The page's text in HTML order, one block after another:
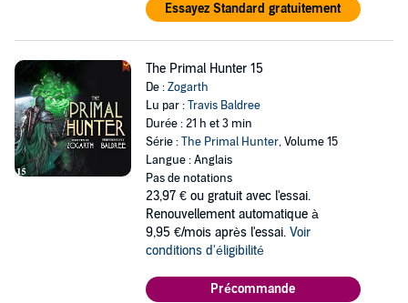
Essayez Standard gratuitement
The Primal Hunter 15
De :Zogarth
Lu par :Travis Baldree
Durée : 21 h et 3 min
Série :The Primal Hunter, Volume 15
Langue : Anglais
Pas de notations
23,97 € ou gratuit avec l'essai.
Renouvellement automatique à
9,95 €/mois après l'essai. Voir
conditions d'éligibilité
Précommande